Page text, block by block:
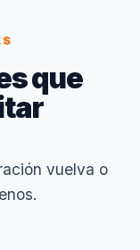
que
vuelva o